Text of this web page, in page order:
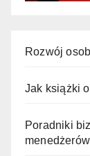
Rozwój
Jak książki
Poradniki
menedżerów